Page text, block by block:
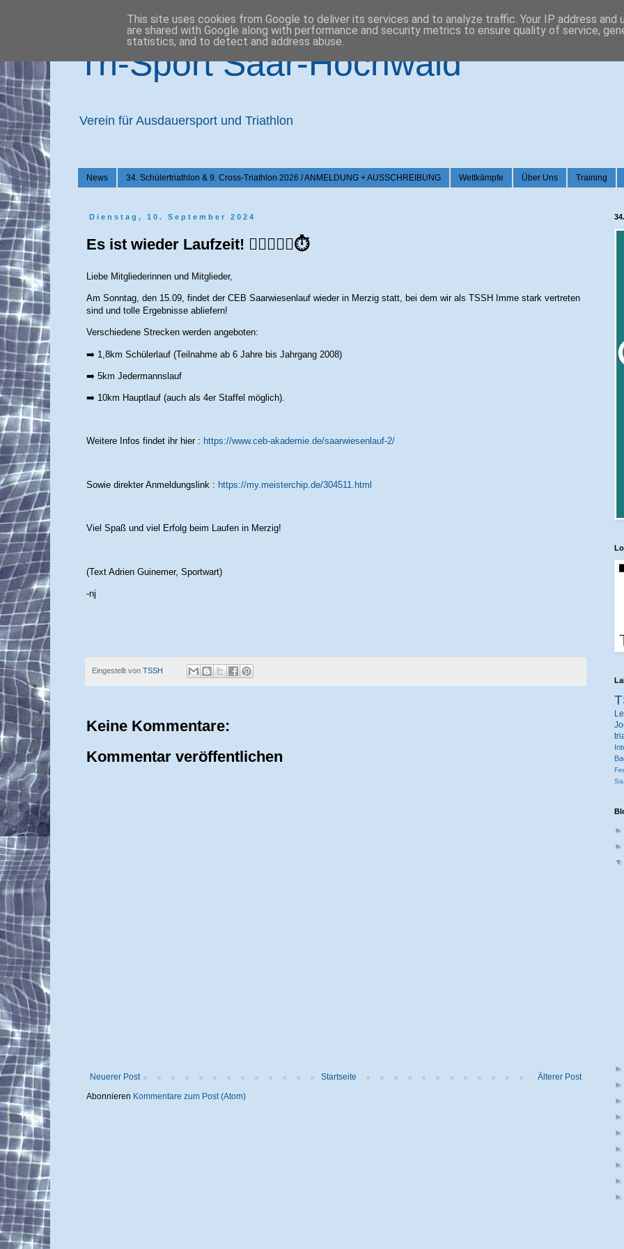
Tri-Sport Saar-Hochwald
Verein für Ausdauersport und Triathlon
News 34. Schülertriathlon & 9. Cross-Triathlon 2026 / ANMELDUNG + AUSSCHREIBUNG Wettkämpfe Über Uns Training
Dienstag, 10. September 2024
Es ist wieder Laufzeit! 🏃🏼‍♂️🏃‍♀⏱️
Liebe Mitgliederinnen und Mitglieder,
Am Sonntag, den 15.09, findet der CEB Saarwiesenlauf wieder in Merzig statt, bei dem wir als TSSH Imme stark vertreten
sind und tolle Ergebnisse abliefern!
Verschiedene Strecken werden angeboten:
➡️ 1,8km Schülerlauf (Teilnahme ab 6 Jahre bis Jahrgang 2008)
➡️ 5km Jedermannslauf
➡️ 10km Hauptlauf (auch als 4er Staffel möglich).
Weitere Infos findet ihr hier : https://www.ceb-akademie.de/saarwiesenlauf-2/
Sowie direkter Anmeldungslink : https://my.meisterchip.de/304511.html
Viel Spaß und viel Erfolg beim Laufen in Merzig!
(Text Adrien Guinemer, Sportwart)
-nj
Eingestellt von TSSH
Keine Kommentare:
Kommentar veröffentlichen
Neuerer Post Älterer Post
Startseite
Abonnieren Kommentare zum Post (Atom)
This site uses cookies from Google to deliver its services and to analyze traffic. Your IP address and
are shared with Google along with performance and security metrics to ensure quality of service,
statistics, and to detect and address abuse.